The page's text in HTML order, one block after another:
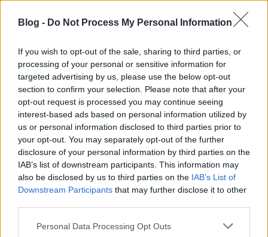
Blog - Do Not Process My Personal Information
If you wish to opt-out of the sale, sharing to third parties, or
processing of your personal or sensitive information for
targeted advertising by us, please use the below opt-out
section to confirm your selection. Please note that after your
opt-out request is processed you may continue seeing
interest-based ads based on personal information utilized by
us or personal information disclosed to third parties prior to
your opt-out. You may separately opt-out of the further
disclosure of your personal information by third parties on the
IAB’s list of downstream participants. This information may
also be disclosed by us to third parties on the IAB’s List of
Downstream Participants that may further disclose it to other
Please note that this website/app uses one or more Google
Personal Data Processing Opt Outs
száz dallamot gyűjtött.